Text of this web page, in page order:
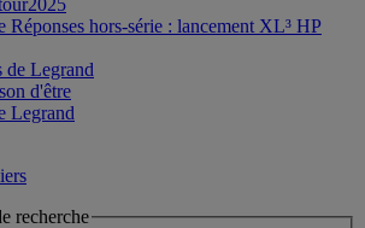
Réponses hors-série : lancement XL³ HP
de Legrand
d'être
Legrand
recherche